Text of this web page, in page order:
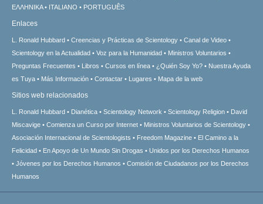
ΕΛΛΗΝΙΚA
ITALIANO PORTUGUÊS
Enlaces
L. Ronald Hubbard Creencias y Prácticas de Scientology
Canal de Video
Scientology en la Actualidad
Voz para la Humanidad
Ministros Voluntarios
Preguntas Frecuentes
Libros Cursos en línea ¿Quién Soy Yo?
Nuestra Ayuda
es Tuya
Más Información Contactar Lugares Mapa de la web
Sitios web relacionados
L. Ronald Hubbard Dianética Scientology Network Scientology Religion
David
Miscavige
Comienza un Curso por Internet
Ministros Voluntarios de Scientology
Asociación Internacional de Scientologists
Freedom Magazine
El Camino a la
Felicidad
En Apoyo de Un Mundo Sin Drogas
Unidos por los Derechos Humanos
Jóvenes por los Derechos Humanos
Comisión de Ciudadanos por los Derechos
Humanos